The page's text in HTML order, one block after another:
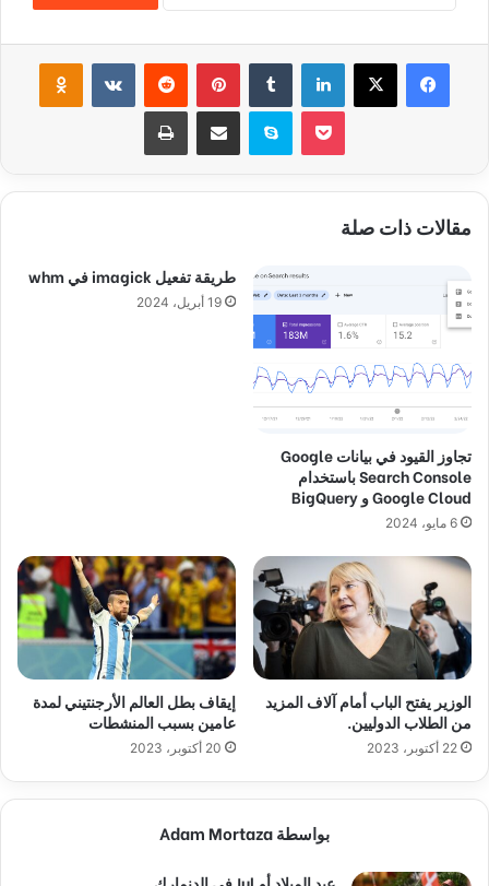
فيسبوك لينكدإن بينتيريست
سكايب
مقالات ذات صلة
تجاوز القيود في بيانات Google
Search Console باستخدام
Google Cloud و BigQuery
6 مايو، 2024
طريقة تفعيل imagick في whm
19 أبريل، 2024
الوزير يفتح الباب أمام آلاف المزيد
من الطلاب الدوليين.
22 أكتوبر، 2023
إيقاف بطل العالم الأرجنتيني لمدة
عامين بسبب المنشطات
20 أكتوبر، 2023
بواسطة Adam Mortaza